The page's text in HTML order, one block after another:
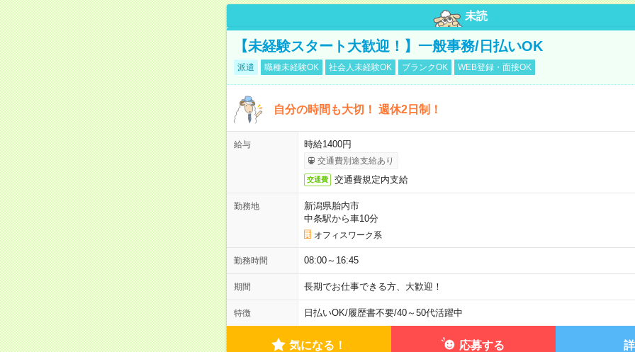
未読
【未経験スタート大歓迎！】一般事務/日払いOK
派遣 職種未経験OK 社会人未経験OK ブランクOK WEB登録・面接OK
自分の時間も大切！ 週休2日制！
給与 時給1400円
交通費別途支給あり
交通費 交通費規定内支給
勤務地
新潟県胎内市
中条駅から車10分
オフィスワーク系
勤務時間 08:00～16:45
期間 長期でお仕事できる方、大歓迎！
特徴 日払いOK/履歴書不要/40～50代活躍中
気になる！ 応募する